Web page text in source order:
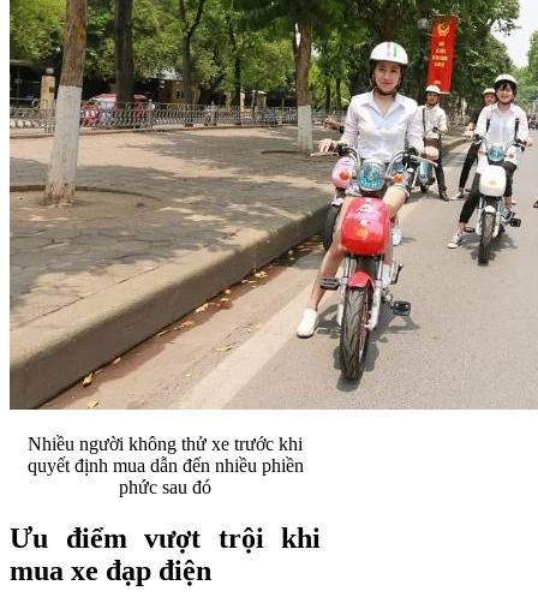
Nhiều người không thử xe trước khi
quyết định mua dẫn đến nhiều phiền
phức sau đó
Ưu điểm vượt trội khi
mua xe đạp điện